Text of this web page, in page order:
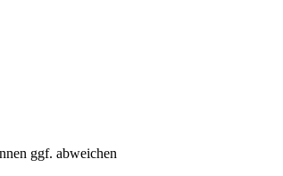
ggf. abweichen